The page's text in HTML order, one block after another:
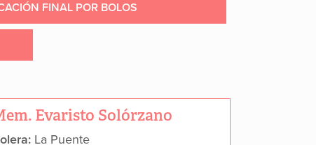
FINAL POR BOLOS
Evaristo Solórzano
La Puente